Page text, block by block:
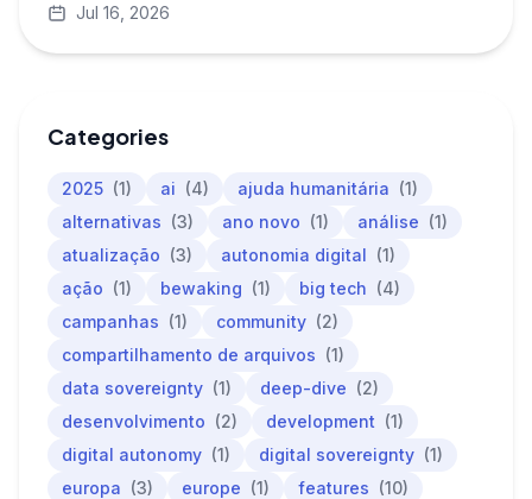
Jul 16, 2026
Categories
2025 (1) ai (4) ajuda humanitária (1)
alternativas (3) ano novo (1) análise (1)
atualização (3) autonomia digital (1)
ação (1) bewaking (1) big tech (4)
campanhas (1) community (2)
compartilhamento de arquivos (1)
data sovereignty (1) deep-dive (2)
desenvolvimento (2) development (1)
digital autonomy (1) digital sovereignty (1)
europa (3) europe (1) features (10)